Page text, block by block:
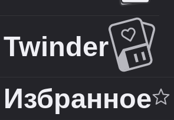
Twinder
Избранное